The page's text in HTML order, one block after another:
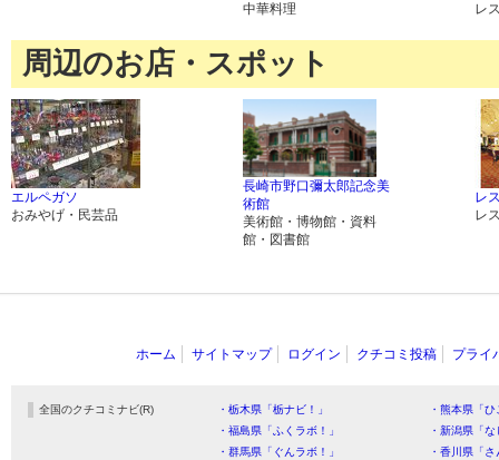
中華料理
レ
周辺のお店・スポット
エルペガソ
おみやげ・民芸品
長崎市野口彌太郎記念美
術館
美術館・博物館・資料
館・図書館
レ
レ
ホーム サイトマップ ログイン クチコミ投稿 プライ
全国のクチコミナビ(R) ・栃木県「栃ナビ！」
・熊本県「
・福島県「ふくラボ！」
・新潟県「
・群馬県「ぐんラボ！」
・香川県「